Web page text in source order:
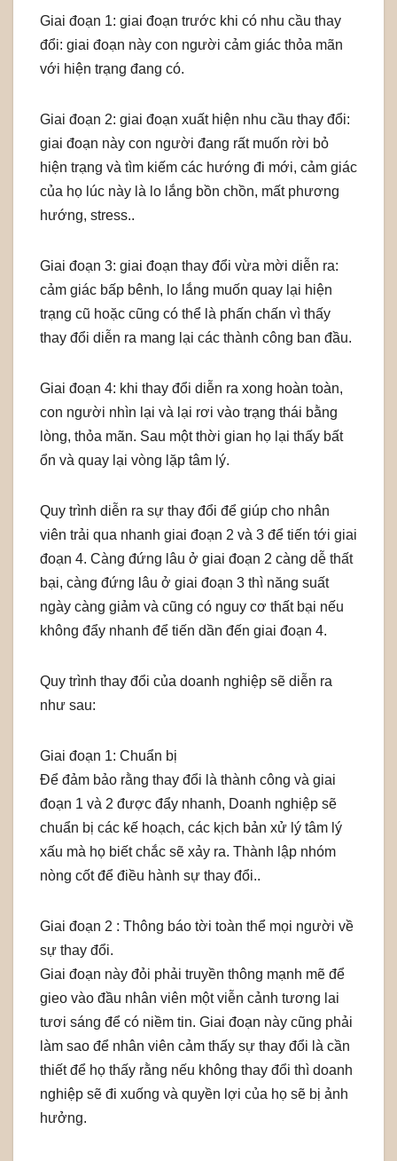
Giai đoạn 1: giai đoạn trước khi có nhu cầu thay
đổi: giai đoạn này con người cảm giác thỏa mãn
với hiện trạng đang có.
Giai đoạn 2: giai đoạn xuất hiện nhu cầu thay đổi:
giai đoạn này con người đang rất muốn rời bỏ
hiện trạng và tìm kiếm các hướng đi mới, cảm giác
của họ lúc này là lo lắng bồn chồn, mất phương
hướng, stress..
Giai đoạn 3: giai đoạn thay đổi vừa mời diễn ra:
cảm giác bấp bênh, lo lắng muốn quay lại hiện
trạng cũ hoặc cũng có thể là phấn chấn vì thấy
thay đổi diễn ra mang lại các thành công ban đầu.
Giai đoạn 4: khi thay đổi diễn ra xong hoàn toàn,
con người nhìn lại và lại rơi vào trạng thái bằng
lòng, thỏa mãn. Sau một thời gian họ lại thấy bất
ổn và quay lại vòng lặp tâm lý.
Quy trình diễn ra sự thay đổi để giúp cho nhân
viên trải qua nhanh giai đoạn 2 và 3 để tiến tới giai
đoạn 4. Càng đứng lâu ở giai đoạn 2 càng dễ thất
bại, càng đứng lâu ở giai đoạn 3 thì năng suất
ngày càng giảm và cũng có nguy cơ thất bại nếu
không đẩy nhanh để tiến dần đến giai đoạn 4.
Quy trình thay đổi của doanh nghiệp sẽ diễn ra
như sau:
Giai đoạn 1: Chuẩn bị
Để đảm bảo rằng thay đổi là thành công và giai
đoạn 1 và 2 được đẩy nhanh, Doanh nghiệp sẽ
chuẩn bị các kế hoạch, các kịch bản xử lý tâm lý
xấu mà họ biết chắc sẽ xảy ra. Thành lập nhóm
nòng cốt để điều hành sự thay đổi..
Giai đoạn 2 : Thông báo tời toàn thể mọi người về
sự thay đổi.
Giai đoạn này đỏi phải truyền thông mạnh mẽ để
gieo vào đầu nhân viên một viễn cảnh tương lai
tươi sáng để có niềm tin. Giai đoạn này cũng phải
làm sao để nhân viên cảm thấy sự thay đổi là cần
thiết để họ thấy rằng nếu không thay đổi thì doanh
nghiệp sẽ đi xuống và quyền lợi của họ sẽ bị ảnh
hưởng.